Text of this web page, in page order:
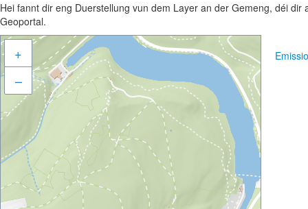
Hei fannt dir eng Duerstellung vun dem Layer an der Gemeng, déi
Geoportal.
+
–